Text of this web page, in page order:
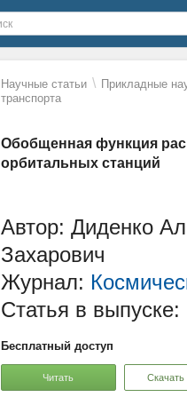
Научные статьи \ Прикладные
транспорта
Обобщенная функция
орбитальных станций
Автор: Диденко
Захарович
Журнал:
Статья в выпуске:
Бесплатный доступ
Читать Скачать